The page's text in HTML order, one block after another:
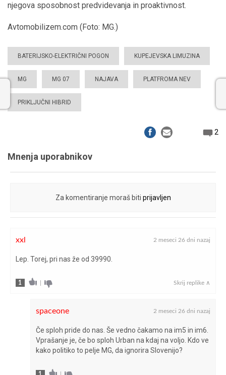
njegova sposobnost predvidevanja in proaktivnost.
Avtomobilizem.com (Foto: MG.)
BATERIJSKO-ELEKTRIČNI POGON KUPEJEVSKA LIMUZINA
MG MG 07 NAJAVA PLATFROMA NEV
PRIKLJUČNI HIBRID
2
Mnenja uporabnikov
Za komentiranje moraš biti prijavljen
xxl 2 meseci 26 dni nazaj
Lep. Torej, pri nas že od 39990.
1 Skrij replike ∧
spaceone 2 meseci 26 dni nazaj
Če sploh pride do nas. Še vedno čakamo na im5 in im6.
Vprašanje je, če bo sploh Urban na kdaj na voljo. Kdo ve
kako politiko to pelje MG, da ignorira Slovenijo?